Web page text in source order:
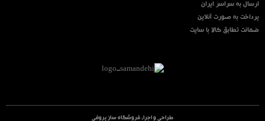
ارسال به سراسر ایران
پرداخت به صورت آنلاین
ضمانت تطابق کالا با سایت
طراحی و اجرا:فروشگاه ساز پروفی